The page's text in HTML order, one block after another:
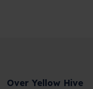
Over Yellow Hive